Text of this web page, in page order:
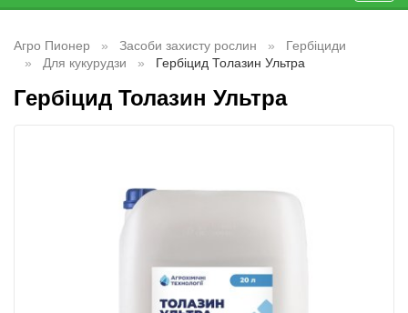
Агро Пионер Засоби захисту рослин
Гербіциди
Для кукурудзи
Гербіцид Толазин Ультра
Гербіцид Толазин Ультра